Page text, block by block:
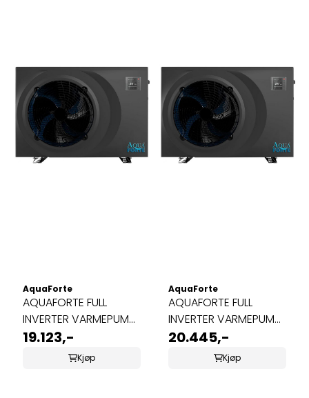
AquaForte
AQUAFORTE FULL
INVERTER VARMEPUMPE
5,5KW
19.123,-
Kjøp
AquaForte
AQUAFORTE FULL
INVERTER VARMEPUMPE
7,2KW
20.445,-
Kjøp